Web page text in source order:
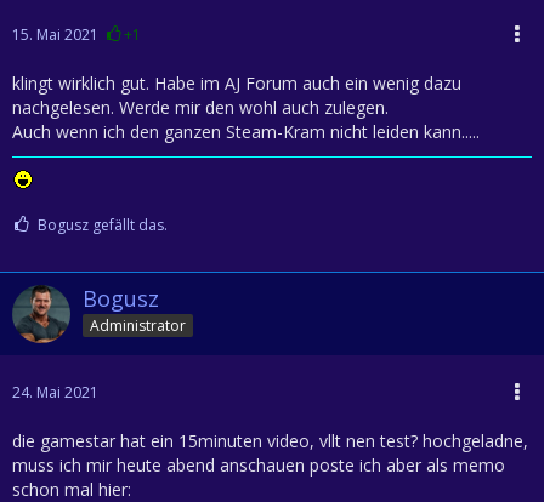
15. Mai 2021 +1
klingt wirklich gut. Habe im AJ Forum auch ein wenig dazu
nachgelesen. Werde mir den wohl auch zulegen.
Auch wenn ich den ganzen Steam-Kram nicht leiden kann.....
Bogusz gefällt das.
Bogusz
Administrator
24. Mai 2021
die gamestar hat ein 15minuten video, vllt nen test? hochgeladne,
muss ich mir heute abend anschauen poste ich aber als memo
schon mal hier: